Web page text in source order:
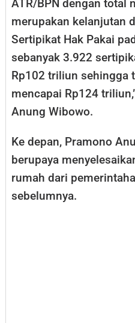
ATR/BPN dengan total
merupakan kelanjutan
Sertipikat Hak Pakai
sebanyak 3.922
Rp102 triliun sehingga
mencapai Rp124
Anung Wibowo.
Ke depan, Pramono
berupaya
rumah dari
sebelumnya.